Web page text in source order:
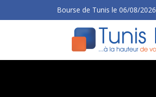
Bourse de Tunis le 06/08/2026